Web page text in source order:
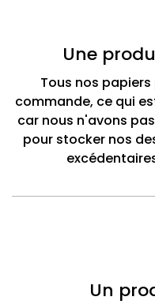
BobbiUne
Tous nos
commande, ce qui
car nous n'avons
pour stocker nos
Un